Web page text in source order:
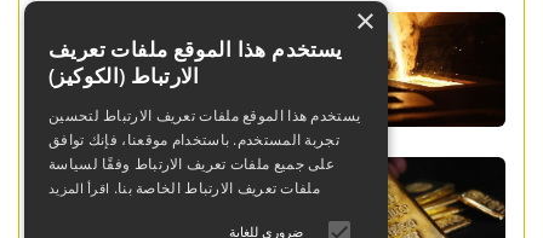
دورة الولايات المتحدة
العقود الآجلة للذهب إرتفعت خلال
الدورة الأوروبيه
×
يستخدم هذا الموقع ملفات تعريف
الارتباط (الكوكيز)
يستخدم هذا الموقع ملفات تعريف الارتباط لتحسين
تجربة المستخدم. باستخدام موقعنا، فإنك توافق
على جميع ملفات تعريف الارتباط وفقًا لسياسة
ملفات تعريف الارتباط الخاصة بنا. اقرأ المزيد
ضروري للغاية